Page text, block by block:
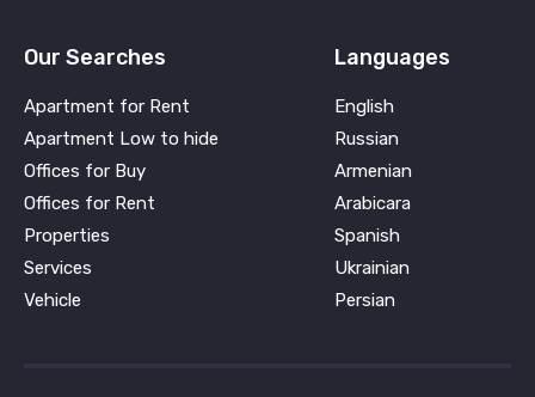
Our Searches
Apartment for Rent
Apartment Low to hide
Offices for Buy
Offices for Rent
Properties
Services
Vehicle
Languages
English
Russian
Armenian
Arabicara
Spanish
Ukrainian
Persian